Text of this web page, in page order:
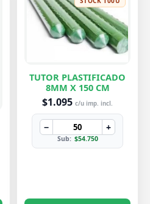
TUTOR PLASTIFICADO
8MM X 150 CM
$1.095 c/u imp. incl.
− +
Sub: $54.750